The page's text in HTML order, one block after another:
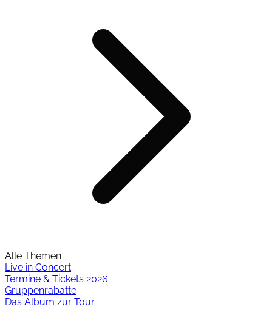
Alle Themen
Live in Concert
Termine & Tickets 2026
Gruppenrabatte
Das Album zur Tour